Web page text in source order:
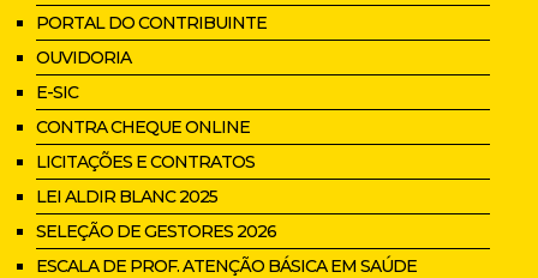
PORTAL DO CONTRIBUINTE
OUVIDORIA
E-SIC
CONTRA CHEQUE ONLINE
LICITAÇÕES E CONTRATOS
LEI ALDIR BLANC 2025
SELEÇÃO DE GESTORES 2026
ESCALA DE PROF. ATENÇÃO BÁSICA EM SAÚDE